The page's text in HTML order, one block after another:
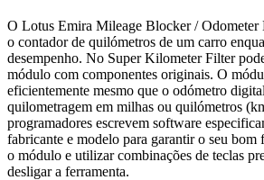
O Lotus Emira Mileage Blocker / Odometer
o contador de quilómetros de um carro
desempenho. No Super Kilometer Filter
módulo com componentes originais. O
eficientemente mesmo que o odómetro
quilometragem em milhas ou quilómetros
programadores escrevem software
fabricante e modelo para garantir o seu bom
o módulo e utilizar combinações de teclas
desligar a ferramenta.